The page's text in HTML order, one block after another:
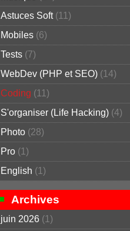
Astuces Soft(11)
Mobiles (6)
Tests (7)
WebDev (PHP et SEO) (14)
Coding (11)
S'organiser (Life Hacking) (4)
Photo (28)
Pro (1)
English (1)
Archives
juin 2026 (1)